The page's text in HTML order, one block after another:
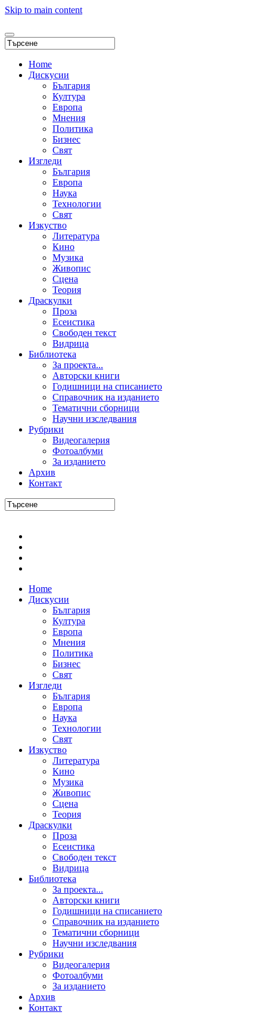
Skip to main content
Home
Дискусии
България
Култура
Европа
Мнения
Политика
Бизнес
Свят
Изгледи
България
Европа
Наука
Технологии
Свят
Изкуство
Литература
Кино
Музика
Живопис
Сцена
Теория
Драскулки
Проза
Есеистика
Свободен текст
Видрица
Библиотека
За проекта...
Авторски книги
Годишници на списанието
Справочник на изданието
Тематични сборници
Научни изследвания
Рубрики
Видеогалерия
Фотоалбуми
За изданието
Архив
Контакт
Home
Дискусии
България
Култура
Европа
Мнения
Политика
Бизнес
Свят
Изгледи
България
Европа
Наука
Технологии
Свят
Изкуство
Литература
Кино
Музика
Живопис
Сцена
Теория
Драскулки
Проза
Есеистика
Свободен текст
Видрица
Библиотека
За проекта...
Авторски книги
Годишници на списанието
Справочник на изданието
Тематични сборници
Научни изследвания
Рубрики
Видеогалерия
Фотоалбуми
За изданието
Архив
Контакт